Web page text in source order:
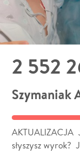
2 552
Szymaniak
AKTUALIZACJA
słyszysz wyrok?